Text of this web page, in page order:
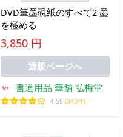
DVD筆墨硯紙のすべて2 墨
を極める
3,850 円
通販ページへ
書道用品 筆舗 弘梅堂
4.59 (343件)